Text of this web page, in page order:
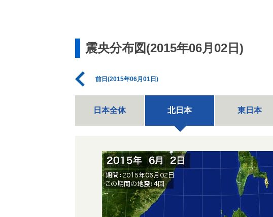
震央分布図(2015年06月02日)
前日(2015年06月01日)
日本全体 北日本 東日本